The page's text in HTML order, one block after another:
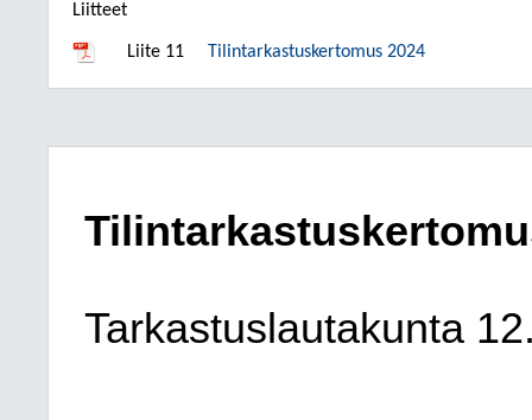
Liitteet
Liite 11 Tilintarkastuskertomus 2024
Tarkastuslautakunta